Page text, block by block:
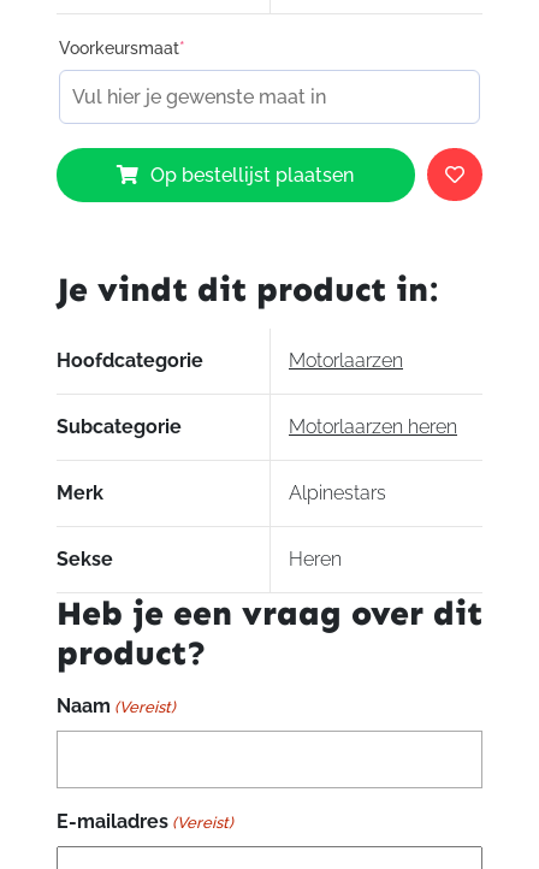
pasvorm
Vervangbare hielplaat slider
slijtvastheid en flexibiliteit
gecertificeerd volgens CE EN13634:2017.
Voorkeursmaat*
Alpinestars
Supertech
aantal
Op bestellijst plaatsen
Je vindt dit product in:
Hoofdcategorie Motorlaarzen
Subcategorie Motorlaarzen heren
Merk Alpinestars
Sekse Heren
Heb je een vraag over dit
product?
Naam (Vereist)
E-mailadres (Vereist)